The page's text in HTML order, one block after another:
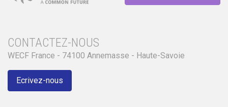
CONTACTEZ-NOUS
WECF France - 74100 Annemasse - Haute-Savoie
Ecrivez-nous